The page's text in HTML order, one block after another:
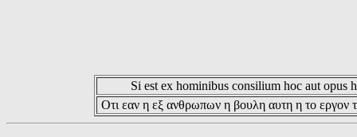
Si est ex hominibus consilium hoc aut opus
Οτι εαν η εξ ανθρωπων η βουλη αυτη η το εργον